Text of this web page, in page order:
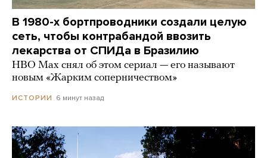
В 1980-х бортпроводники создали целую
сеть, чтобы контрабандой ввозить
лекарства от СПИДа в Бразилию
HBO Max снял об этом сериал — его называют
новым «Жарким соперничеством»
ИСТОРИИ 6 минут назад